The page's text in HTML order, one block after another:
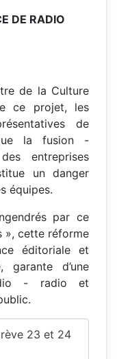
DE RADIO
de la Culture
ce projet, les
de
la fusion -
entreprises
un danger
équipes.
par ce
», cette réforme
éditoriale et
garante d’une
- radio et
23 et 24